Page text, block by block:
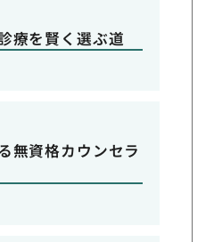
療を賢く選ぶ道
無資格カウンセラ